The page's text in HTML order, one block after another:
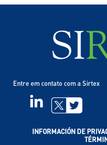
Entre em contato com a Sirtex
LINKEDIN
INFORMACIÓN DE